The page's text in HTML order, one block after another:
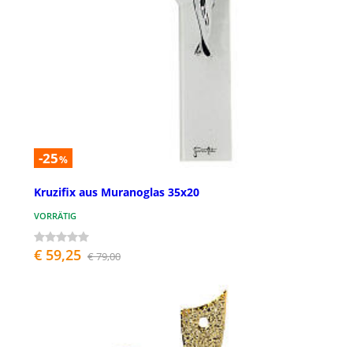
-25%
Kruzifix aus Muranoglas 35x20
VORRÄTIG
€ 59,25 € 79,00